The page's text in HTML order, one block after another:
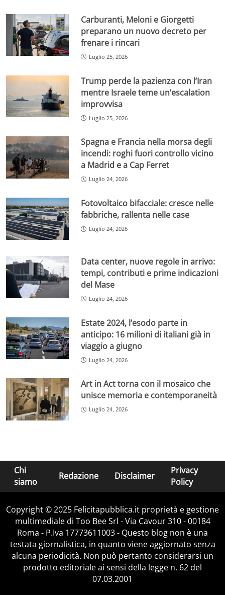
Carburanti, Meloni e Giorgetti
preparano un nuovo decreto per
frenare i rincari
Luglio 25, 2026
Trump perde la pazienza con l’Iran
mentre Israele teme un’escalation
improvvisa
Luglio 25, 2026
Spagna e Francia nella morsa degli
incendi: roghi fuori controllo vicino
a Madrid e a Cap Ferret
Luglio 24, 2026
Fotovoltaico bifacciale: cresce nelle
fabbriche, rallenta nelle case
Luglio 24, 2026
Data center, nuove regole in arrivo:
tempi, contributi e prime indicazioni
del Mase
Luglio 24, 2026
Estate 2024, l’esodo parte in
anticipo: 16 milioni di italiani già in
viaggio a giugno
Luglio 24, 2026
Art in Act torna con il mosaico che
unisce memoria e contemporaneità
Luglio 24, 2026
Chi
siamo
Redazione Disclaimer
Privacy
Policy
Copyright © 2025 Felicitapubblica.it proprietà e gestione
multimediale di Too Bee Srl - Via Cavour 310 - 00184
Roma - P.Iva 17773611003 - Questo blog non è una
testata giornalistica, in quanto viene aggiornato senza
alcuna periodicità. Non può pertanto considerarsi un
prodotto editoriale ai sensi della legge n. 62 del
07.03.2001